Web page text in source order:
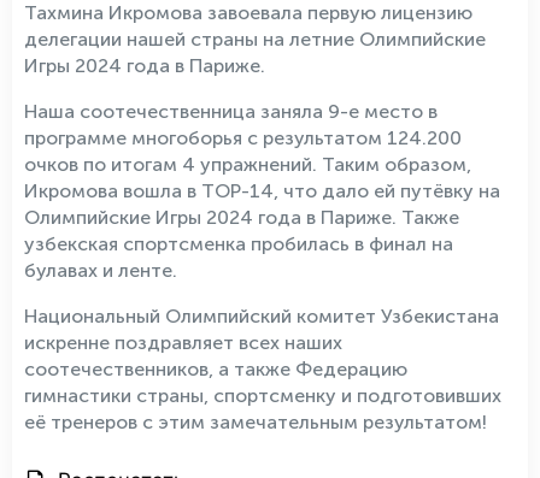
Тахмина Икромова завоевала первую лицензию
делегации нашей страны на летние Олимпийские
Игры 2024 года в Париже.
Наша соотечественница заняла 9-е место в
программе многоборья с результатом 124.200
очков по итогам 4 упражнений. Таким образом,
Икромова вошла в ТОР-14, что дало ей путёвку на
Олимпийские Игры 2024 года в Париже. Также
узбекская спортсменка пробилась в финал на
булавах и ленте.
Национальный Олимпийский комитет Узбекистана
искренне поздравляет всех наших
соотечественников, а также Федерацию
гимнастики страны, спортсменку и подготовивших
её тренеров с этим замечательным результатом!